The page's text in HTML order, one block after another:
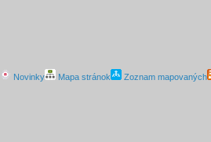
Novinky Mapa stránok Zoznam mapovaných